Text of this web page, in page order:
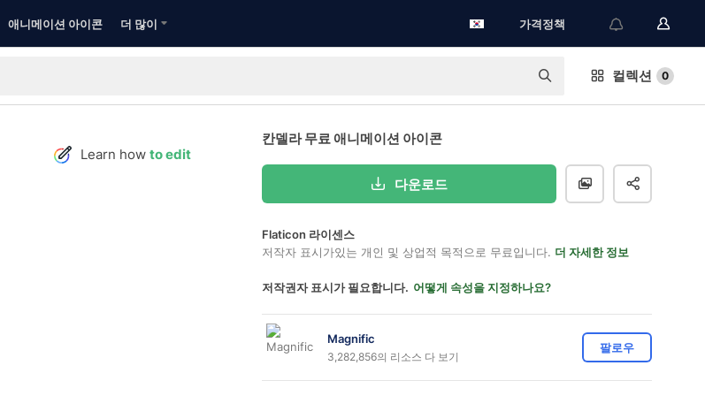
애니메이션 아이콘 더 많이 가격정책
컬렉션 0
Learn how to edit
칸델라 무료 애니메이션 아이콘
다운로드
Flaticon 라이센스
저작자 표시가있는 개인 및 상업적 목적으로 무료입니다. 더 자세한 정보
저작권자 표시가 필요합니다. 어떻게 속성을 지정하나요?
Magnific
3,282,856의 리소스 다 보기
팔로우